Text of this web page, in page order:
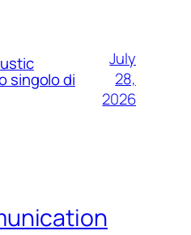
singolo di
July
28,
2026